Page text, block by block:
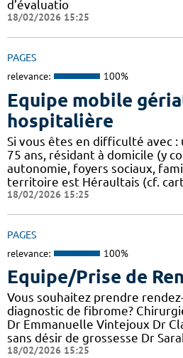
d’évaluatio
18/02/2026 15:25
PAGES
relevance: 100%
Equipe mobile
hospitalière
Si vous êtes en difficulté avec
75 ans, résidant à domicile (y
autonomie, foyers sociaux,
territoire est Héraultais (cf.
18/02/2026 15:25
PAGES
relevance: 100%
Equipe/Prise de
Vous souhaitez prendre
diagnostic de fibrome?
Dr Emmanuelle Vintejoux Dr
sans désir de grossesse Dr
18/02/2026 15:25